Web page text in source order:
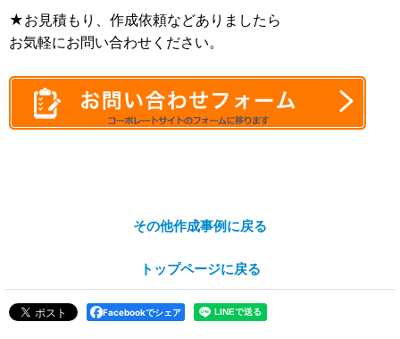
★お見積もり、作成依頼などありましたら
お気軽にお問い合わせください。
その他作成事例に戻る
トップページに戻る
Facebookでシェア